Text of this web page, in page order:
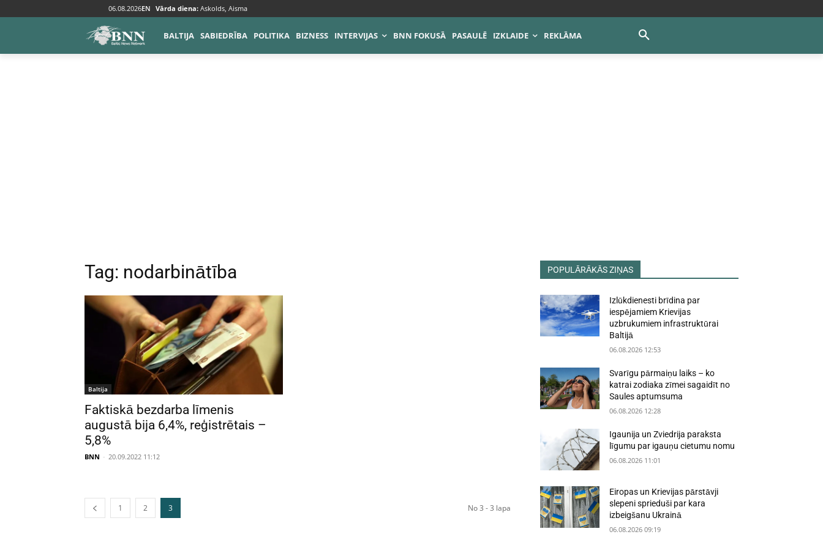
06.08.2026EN Vārda diena: Askolds, Aisma
BALTIJA SABIEDRĪBA POLITIKA BIZNESS INTERVIJAS BNN FOKUSĀ PASAULĒ IZKLAIDE REKLĀMA
Tags Nodarbinātība
Tag: nodarbinātība
Baltija
Faktiskā bezdarba līmenis
augustā bija 6,4%, reģistrētais –
5,8%
BNN - 20.09.2022 11:12
1 2 3 No 3 - 3 lapa
POPULĀRĀKĀS ZIŅAS
Izlūkdienesti brīdina par
iespējamiem Krievijas
uzbrukumiem infrastruktūrai
Baltijā
06.08.2026 12:53
Svarīgu pārmaiņu laiks – ko
katrai zodiaka zīmei sagaidīt no
Saules aptumsuma
06.08.2026 12:28
Igaunija un Zviedrija paraksta
līgumu par igauņu cietumu nomu
06.08.2026 11:01
Eiropas un Krievijas pārstāvji
slepeni sprieduši par kara
izbeigšanu Ukrainā
06.08.2026 09:19